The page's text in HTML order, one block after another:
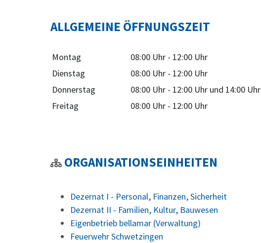
ALLGEMEINE ÖFFNUNGSZEIT
Montag 08:00 Uhr - 12:00 Uhr
Dienstag
08:00 Uhr - 12:00 Uhr
Donnerstag
08:00 Uhr - 12:00 Uhr und 14:00 Uhr
Freitag
08:00 Uhr - 12:00 Uhr
ORGANISATIONSEINHEITEN
Dezernat I - Personal, Finanzen, Sicherheit
Dezernat II - Familien, Kultur, Bauwesen
Eigenbetrieb bellamar (Verwaltung)
Feuerwehr Schwetzingen